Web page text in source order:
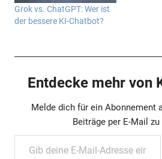
Grok vs. ChatGPT: Wer ist
der bessere KI-Chatbot?
Entdecke mehr von
Melde dich für ein Abonnement
Beiträge per E-Mail
Gib deine E-Mail-Adresse ein ...